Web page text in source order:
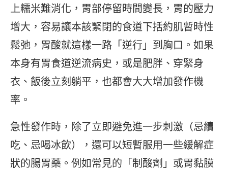
上糯米難消化，胃部停留時間變長，胃的壓力
增大，容易讓本該緊閉的食道下括約肌暫時性
鬆弛，胃酸就這樣一路「逆行」到胸口。如果
本身有胃食道逆流病史，或是肥胖、穿緊身
衣、飯後立刻躺平，也都會大大增加發作機
率。
急性發作時，除了立即避免進一步刺激（忌續
吃、忌喝冰飲），還可以短暫服用一些緩解症
狀的腸胃藥。例如常見的「制酸劑」或胃黏膜